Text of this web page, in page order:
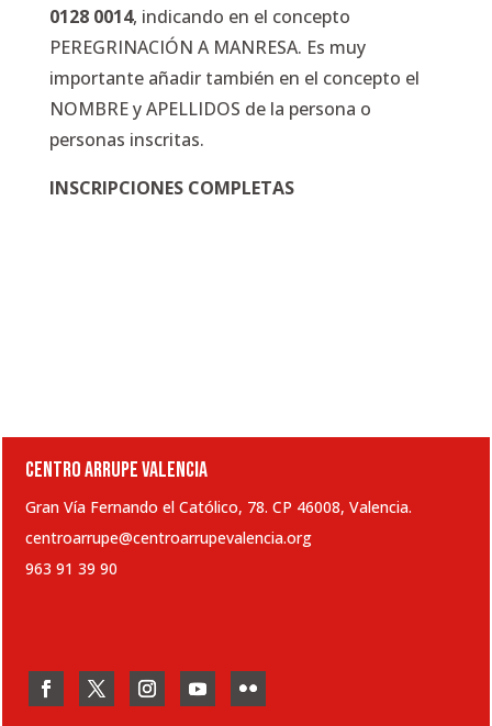
0128 0014, indicando en el concepto
PEREGRINACIÓN A MANRESA. Es muy
importante añadir también en el concepto el
NOMBRE y APELLIDOS de la persona o
personas inscritas.
INSCRIPCIONES COMPLETAS
CENTRO ARRUPE VALENCIA
Gran Vía Fernando el Católico, 78. CP 46008, Valencia.
centroarrupe@centroarrupevalencia.org
963 91 39 90